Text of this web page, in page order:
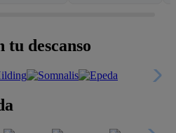
tu descanso